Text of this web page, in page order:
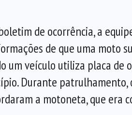
de ocorrência, a
de que uma moto
um veículo utiliza placa de
Durante patrulhamento,
a motoneta, que era